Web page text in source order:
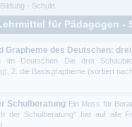
- Schule
für Pädagogen -
Grapheme des Deutschen:
im Deutschen Die drei
2. die Basisgrapheme (sortiert
Schulberatung Ein Muss für
der Schulberatung" hat auf alle
...